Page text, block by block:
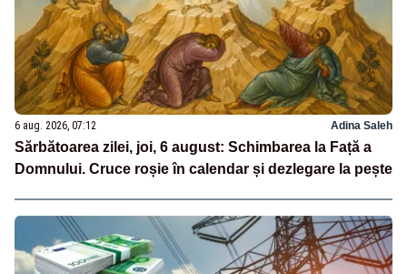
6 aug. 2026, 07:12 Adina Saleh
Sărbătoarea zilei, joi, 6 august: Schimbarea la Față a
Domnului. Cruce roșie în calendar și dezlegare la pește